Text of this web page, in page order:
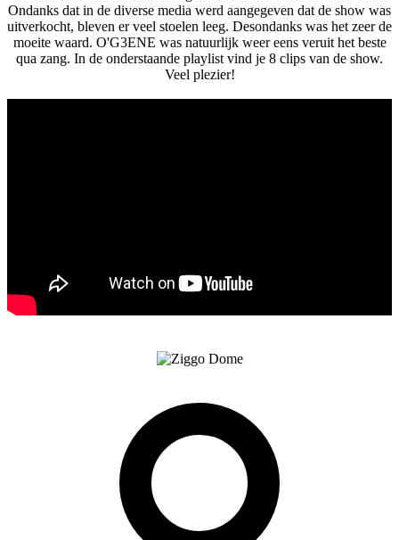
Ondanks dat in de diverse media werd aangegeven dat de show was
uitverkocht, bleven er veel stoelen leeg. Desondanks was het zeer de
moeite waard. O'G3ENE was natuurlijk weer eens veruit het beste
qua zang. In de onderstaande playlist vind je 8 clips van de show.
Veel plezier!